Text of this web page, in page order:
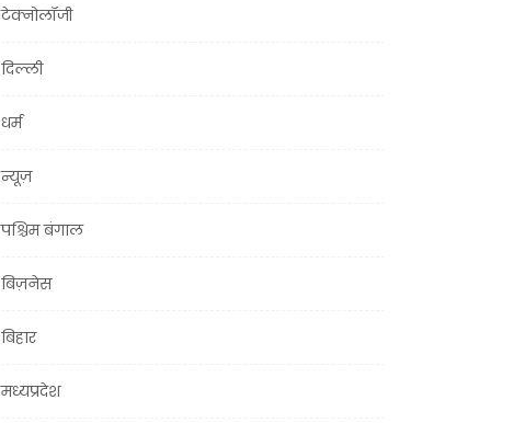
टेक्नोलॉजी
दिल्ली
धर्म
न्यूज़
पश्चिम बंगाल
बिज़नेस
बिहार
मध्यप्रदेश